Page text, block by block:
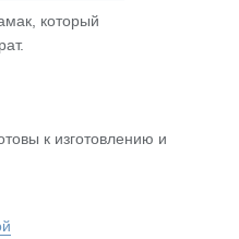
который
к изготовлению и